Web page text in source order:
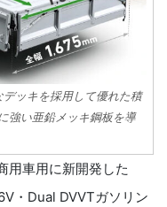
ッキを採用して優れた積
強い亜鉛メッキ鋼板を導
用車用に新開発した
・Dual DVVTガソリン